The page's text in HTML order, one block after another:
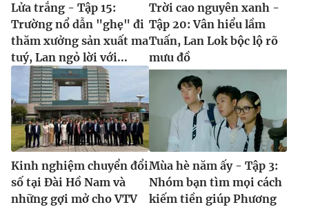
Lửa trắng - Tập 15:
Trường nổ dẫn "ghẹ" đi
thăm xưởng sản xuất ma
tuý, Lan ngỏ lời với...
Trời cao nguyên xanh -
Tập 20: Vân hiểu lầm
Tuấn, Lan Lok bộc lộ rõ
mưu đồ
Kinh nghiệm chuyển đổi
số tại Đài Hồ Nam và
những gợi mở cho VTV
Mùa hè năm ấy - Tập 3:
Nhóm bạn tìm mọi cách
kiếm tiền giúp Phương